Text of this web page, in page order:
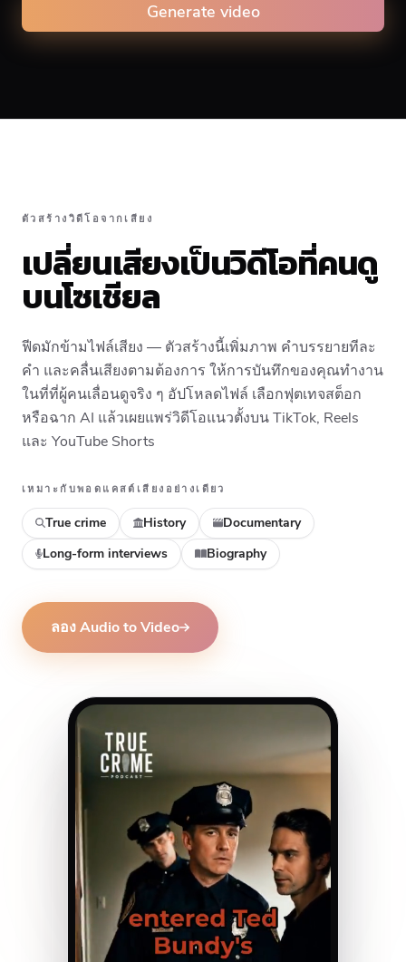
Caption animation color
Alignment
Top Middle Bottom
Generate video
ตัวสร้างวิดีโอจากเสียง
เปลี่ยนเสียงเป็นวิดีโอที่คนดู
บนโซเชียล
ฟีดมักข้ามไฟล์เสียง — ตัวสร้างนี้เพิ่มภาพ คำบรรยายทีละ
คำ และคลื่นเสียงตามต้องการ ให้การบันทึกของคุณทำงาน
ในที่ที่ผู้คนเลื่อนดูจริง ๆ อัปโหลดไฟล์ เลือกฟุตเทจสต็อก
หรือฉาก AI แล้วเผยแพร่วิดีโอแนวตั้งบน TikTok, Reels
และ YouTube Shorts
เหมาะกับพอดแคสต์เสียงอย่างเดียว
True crime History
Documentary
Long-form interviews
Biography
ลอง Audio to Video